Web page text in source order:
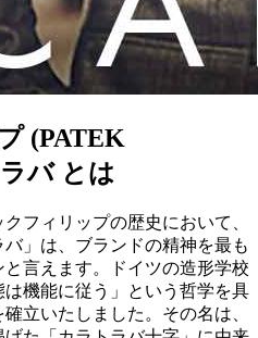
(PATEK
バ とは
フィリップの歴史において、
」は、ブランドの精神を最も
言えます。ドイツの造形学校
機能に従う」という哲学を具
立いたしました。その名は、